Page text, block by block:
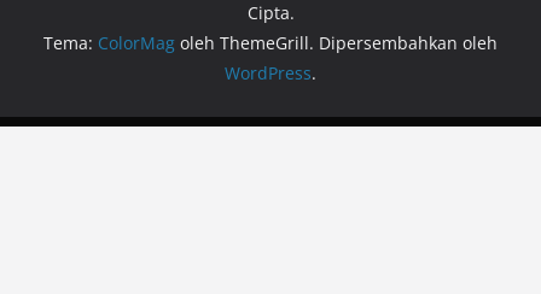
Cipta.
Tema: ColorMag oleh ThemeGrill. Dipersembahkan oleh
WordPress.